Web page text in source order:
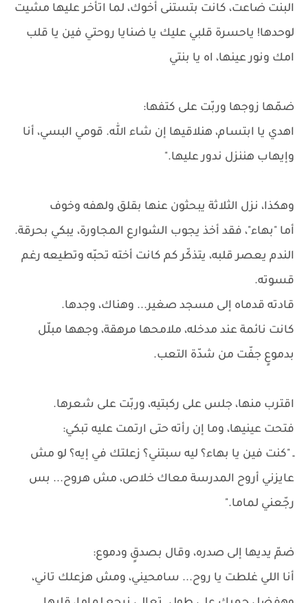
البنت ضاعت، كانت بتستنى أخوك، لما اتأخر عليها مشيت
لوحدها! ياحسرة قلبي عليك يا ضنايا روحتي فين يا قلب
امك ونور عينها، اه يا بنتي
ضمّها زوجها وربّت على كتفها:
اهدي يا ابتسام، هنلاقيها إن شاء الله. قومي البسي، أنا
وإيهاب هننزل ندور عليها."
وهكذا، نزل الثلاثة يبحثون عنها بقلق ولهفه وخوف
أما "بهاء"، فقد أخذ يجوب الشوارع المجاورة، يبكي بحرقة.
الندم يعصر قلبه، يتذكّر كم كانت أخته تحبّه وتطيعه رغم
قسوته.
قادته قدماه إلى مسجد صغير... وهناك، وجدها.
كانت نائمة عند مدخله، ملامحها مرهقة، وجهها مبلّل
بدموعٍ جفّت من شدّة التعب.
اقترب منها، جلس على ركبتيه، وربّت على شعرها.
فتحت عينيها، وما إن رأته حتى ارتمت عليه تبكي:
ـ "كنت فين يا بهاء؟ ليه سبتني؟ زعلتك في إيه؟ لو مش
عايزني أروح المدرسة معاك خلاص، مش هروح... بس
رجّعني لماما."
ضمّ يديها إلى صدره، وقال بصدقٍ ودموع:
أنا اللي غلطت يا روح... سامحيني، ومش هزعلك تاني،